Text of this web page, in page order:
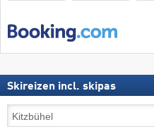
Skireizen incl. skipas
incl.